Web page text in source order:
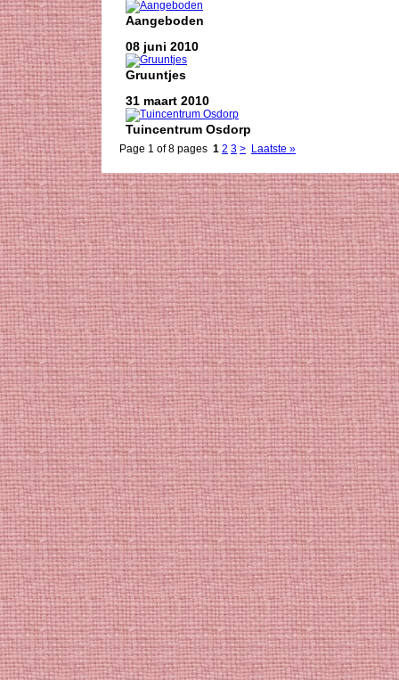
Aangeboden
08 juni 2010
Gruuntjes
31 maart 2010
Tuincentrum Osdorp
Page 1 of 8 pages 1 2 3 > Laatste »